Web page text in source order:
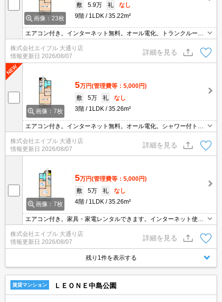
画像：23枚
敷
5.9万 礼
なし
9階
1LDK 35.22m²
エアコン付き。インターネット無料。オール電化。トランクルーム
あり。オートロック。宅配ボックスあり。TVインターホン付き。バ
イク置き場あり。駐輪場有。ロードヒーティング。バルコニー。エ
レベーターあり。
株式会社エイブル 大通り店
情報更新日 2026/08/07
詳細を見る
画像：7枚
5万円(管理費等：5,000円)
敷
5万 礼
なし
3階
1LDK 35.26m²
エアコン付き。インターネット無料。オール電化。シャワー付トイ
レ。トランクルームあり。オートロック。宅配ボックスあり。TVイ
ンターホン付き。バイク置き場あり。駐輪場有。ロードヒーティン
グ。バルコニー。
株式会社エイブル 大通り店
情報更新日 2026/08/07
詳細を見る
画像：7枚
5万円(管理費等：5,000円)
敷
5万 礼
なし
4階
1LDK 35.26m²
エアコン付き。家具・家電レンタルできます。インターネット使用
料無料!。エレベーターあり。オール電化。駐輪場無料。宅配ボック
スあり。トランクルームあり。TVインターホン付き。駐車場は敷地
内。
株式会社エイブル 大通り店
情報更新日 2026/08/07
詳細を見る
残り1件を表示する
賃貸マンション ＬＥＯＮＥ中島公園